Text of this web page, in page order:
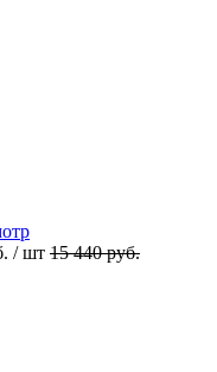
/ шт 15 440 руб.